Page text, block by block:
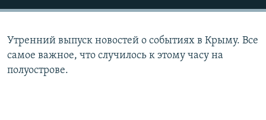
Утренний выпуск новостей о событиях в Крыму. Все
самое важное, что случилось к этому часу на
полуострове.